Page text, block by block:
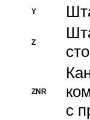
Y
Z
ZNR
с